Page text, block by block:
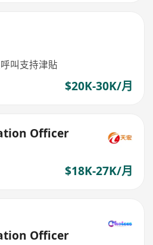
叫支持津貼
$20K-30K/月
Officer
$18K-27K/月
Officer